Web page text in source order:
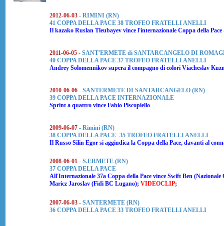
2012-06-03 - RIMINI (RN)
41 COPPA DELLA PACE 38 TROFEO FRATELLI ANELLI
Il kazako Ruslan Tleubayev vince l'internazionale Coppa della
2011-06-05 - SANT'ERMETE di SANTARCANGELO DI
40 COPPA DELLA PACE 37 TROFEO FRATELLI ANELLI
Andrey Solomennikov supera il compagno di colori Viacheslav
2010-06-06 - SANTERMETE DI SANTARCANGELO (RN)
39 COPPA DELLA PACE INTERNAZIONALE
Sprint a quattro vince Fabio Piscopiello
2009-06-07 - Rimini (RN)
38 COPPA DELLA PACE- 35 TROFEO FRATELLI ANELLI
Il Russo Silin Egor si aggiudica la Coppa della Pace, davanti al
2008-06-01 - S.ERMETE (RN)
37 COPPA DELLA PACE
All'Internazionale 37a Coppa della Pace vince Swift Ben
Maricz Jaroslav (Fidi BC Lugano); VIDEOCLIP;
2007-06-03 - SANTERMETE (RN)
36 COPPA DELLA PACE 33 TROFEO FRATELLI ANELLI